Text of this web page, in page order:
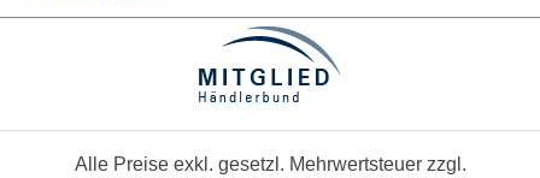
Alle Preise exkl. gesetzl. Mehrwertsteuer zzgl.